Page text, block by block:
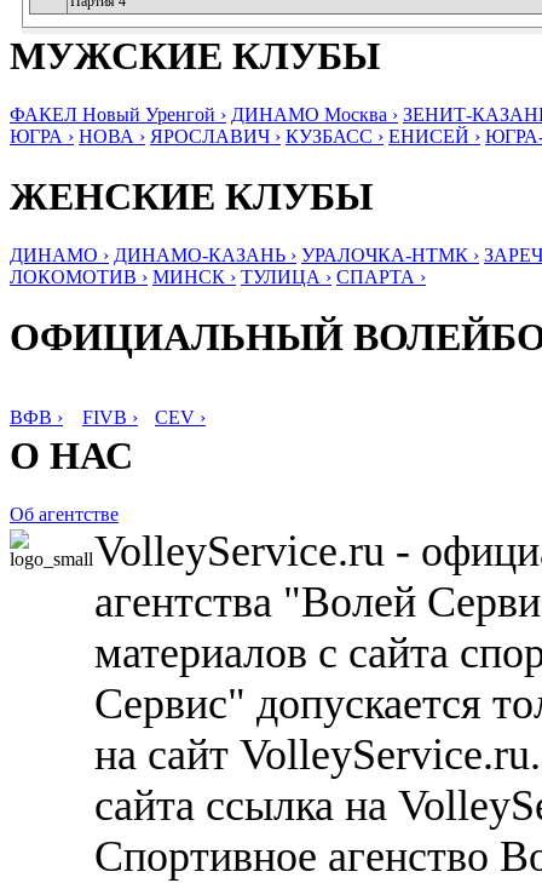
МУЖСКИЕ КЛУБЫ
ФАКЕЛ Новый Уренгой › ДИНАМО Москва › ЗЕНИТ-
ЮГРА › НОВА › ЯРОСЛАВИЧ › КУЗБАСС › ЕНИСЕЙ ›
ЖЕНСКИЕ КЛУБЫ
ДИНАМО › ДИНАМО-КАЗАНЬ › УРАЛОЧКА-НТМК ›
ЛОКОМОТИВ › МИНСК › ТУЛИЦА › СПАРТА ›
ОФИЦИАЛЬНЫЙ
ВФВ › FIVB › CEV ›
О НАС
Об агентстве
VolleyService.ru -
агентства "Волей
материалов с сайта
Сервис" допускается
на сайт
сайта ссылка на
Спортивное агенство